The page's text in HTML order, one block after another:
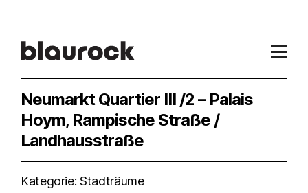
Neumarkt Quartier III /2 – Palais
Hoym, Rampische Straße /
Landhausstraße
Kategorie: Stadträume